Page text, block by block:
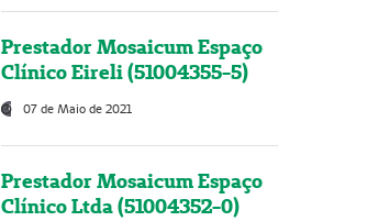
Prestador Mosaicum Espaço
Clínico Eireli (51004355-5)
07 de Maio de 2021
Prestador Mosaicum Espaço
Clínico Ltda (51004352-0)